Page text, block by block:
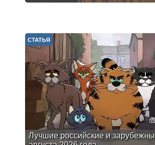
Лучшие российские и
СТАТЬЯ